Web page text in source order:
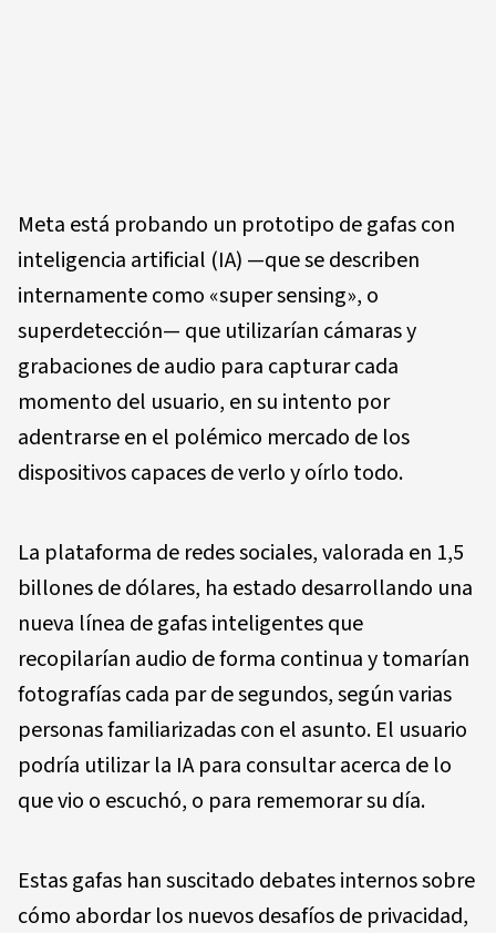
Meta está probando un prototipo de gafas con
inteligencia artificial (IA) —que se describen
internamente como «super sensing», o
superdetección— que utilizarían cámaras y
grabaciones de audio para capturar cada
momento del usuario, en su intento por
adentrarse en el polémico mercado de los
dispositivos capaces de verlo y oírlo todo.
La plataforma de redes sociales, valorada en 1,5
billones de dólares, ha estado desarrollando una
nueva línea de gafas inteligentes que
recopilarían audio de forma continua y tomarían
fotografías cada par de segundos, según varias
personas familiarizadas con el asunto. El usuario
podría utilizar la IA para consultar acerca de lo
que vio o escuchó, o para rememorar su día.
Estas gafas han suscitado debates internos sobre
cómo abordar los nuevos desafíos de privacidad,